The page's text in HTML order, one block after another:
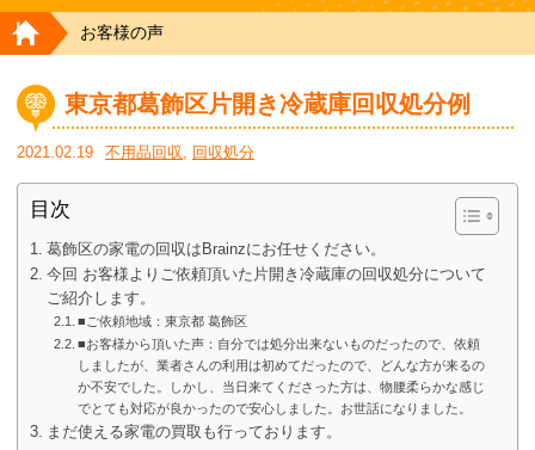
HOME
お客様の声
東京都葛飾区片開き冷蔵庫回収処分例
2021.02.19 不用品回収, 回収処分
目次
葛飾区の家電の回収はBrainzにお任せください。
今回 お客様よりご依頼頂いた片開き冷蔵庫の回収処分について
ご紹介します。
■ご依頼地域：東京都 葛飾区
■お客様から頂いた声：自分では処分出来ないものだったので、依頼
しましたが、業者さんの利用は初めてだったので、どんな方が来るの
か不安でした。しかし、当日来てくださった方は、物腰柔らかな感じ
でとても対応が良かったので安心しました。お世話になりました。
まだ使える家電の買取も行っております。